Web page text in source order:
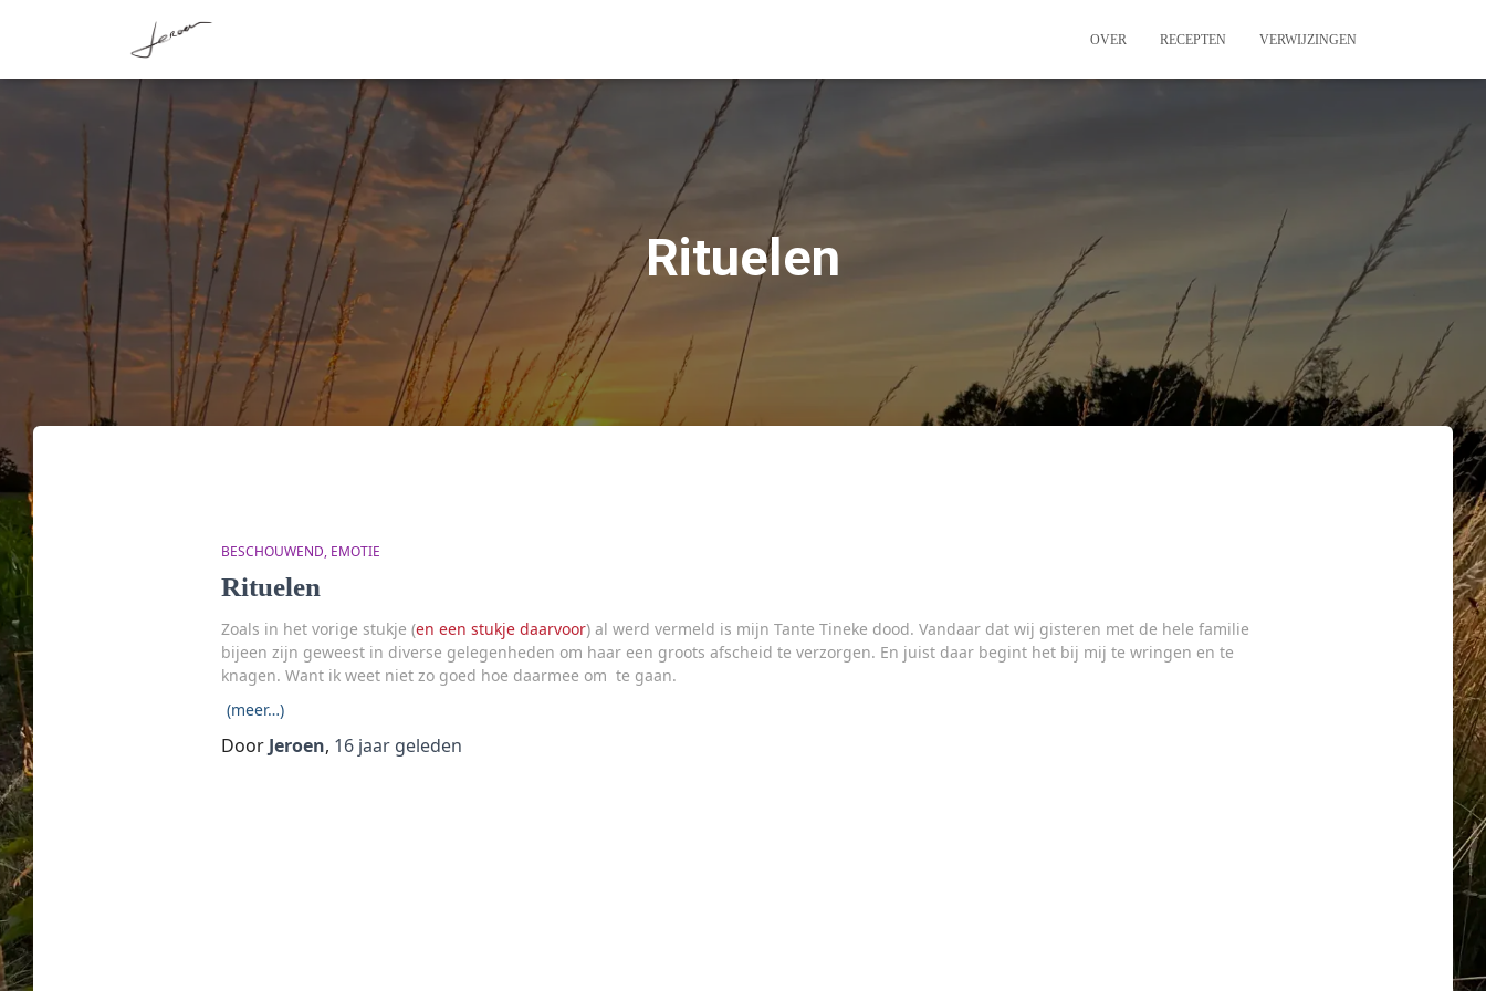
OVER RECEPTEN VERWIJZINGEN
Rituelen
BESCHOUWEND EMOTIE
Rituelen
Zoals in het vorige stukje (en een stukje daarvoor) al werd vermeld is mijn Tante Tineke dood. Vandaar dat wij gisteren met de hele familie
bijeen zijn geweest in diverse gelegenheden om haar een groots afscheid te verzorgen. En juist daar begint het bij mij te wringen en te
knagen. Want ik weet niet zo goed hoe daarmee om te gaan.
(meer…)
Door Jeroen, 16 jaargeleden